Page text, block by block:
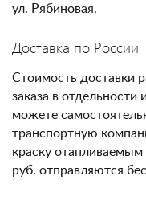
ул. Рябиновая.
Доставка по России
Стоимость доставки
заказа в отдельности
можете
транспортную
краску
руб. отправляются